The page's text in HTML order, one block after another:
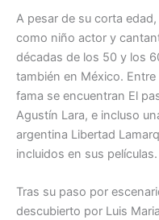
A pesar de su corta
como niño actor y
décadas de los 50 y los
también en México.
fama se encuentran El
Agustín Lara, e incluso
argentina Libertad
incluidos en sus películas.
Tras su paso por
descubierto por Luis